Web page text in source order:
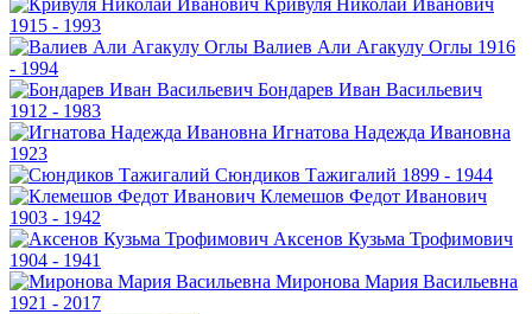
Кривуля Николай Иванович
1915 - 1993
Валиев Али Агакулу Оглы 1916
- 1994
Бондарев Иван Васильевич
1912 - 1983
Игнатова Надежда Ивановна
1923
Сюндиков Тажигалий 1899 - 1944
Клемешов Федот Иванович
1903 - 1942
Аксенов Кузьма Трофимович
1904 - 1941
Миронова Мария Васильевна
1921 - 2017